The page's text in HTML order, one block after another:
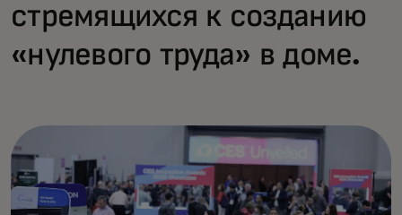
стремящихся к созданию
«нулевого труда» в доме.